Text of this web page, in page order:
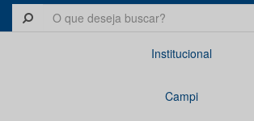
Institucional
Campi